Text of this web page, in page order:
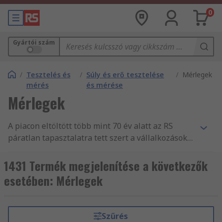
0
Gyártói szám
/ Tesztelés és
mérés
/ Súly és erő tesztelése
és mérése
/ Mérlegek
Mérlegek
A piacon eltöltött több mint 70 év alatt az RS
páratlan tapasztalatra tett szert a vállalkozások
tartozékellátásában, mint Tesztelés és mérés
forgalmazásában. Világszerte támogatjuk a
mérnököket Mérlegek és más Súly és erőmérés
számára, akik mind tudják, hogy megbízhatnak
1431 Termék megjelenítése a következők
esetében: Mérlegek
Szűrés